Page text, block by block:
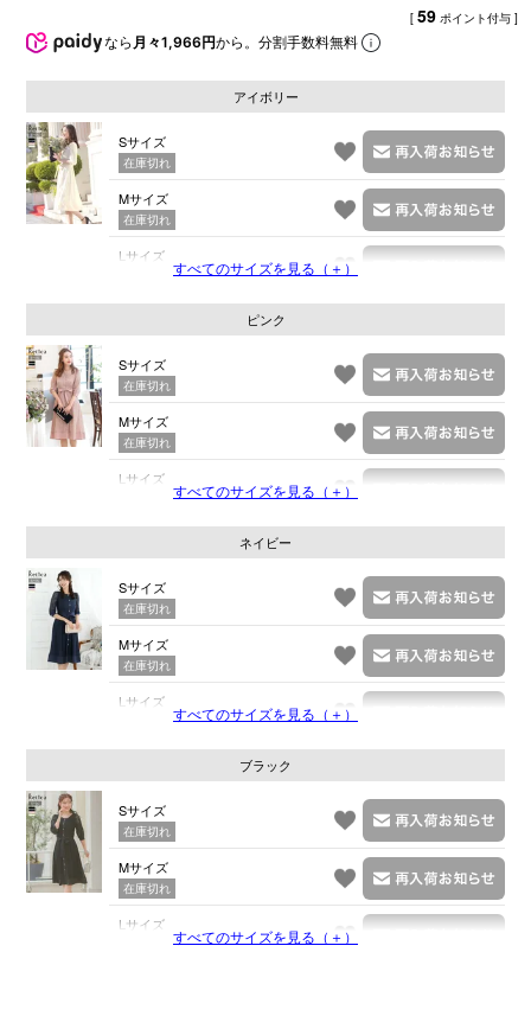
[ 59 ポイント付与 ]
なら 月々1,966円から。分割手数料無料
アイボリー
Sサイズ
在庫切れ
Mサイズ
在庫切れ
Lサイズ
すべてのサイズを見る（＋）
ピンク
Sサイズ
在庫切れ
Mサイズ
在庫切れ
Lサイズ
すべてのサイズを見る（＋）
ネイビー
Sサイズ
在庫切れ
Mサイズ
在庫切れ
Lサイズ
すべてのサイズを見る（＋）
ブラック
Sサイズ
在庫切れ
Mサイズ
在庫切れ
Lサイズ
すべてのサイズを見る（＋）